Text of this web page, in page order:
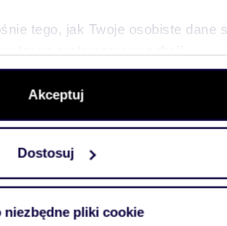
tego, jak Twoje osobiste dane
plików cookie możesz zmienić
chwili.
i analizować ruch w
jak korzystasz z naszej witryny,
połączyć te informacje z
Akceptuj
Dostosuj
niezbędne pliki cookie
o